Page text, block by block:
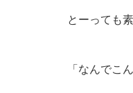
とーっても
「なんでこ